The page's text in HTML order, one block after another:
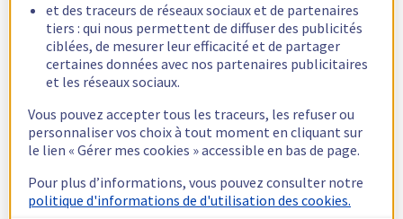
et des traceurs de réseaux sociaux et de partenaires
tiers : qui nous permettent de diffuser des publicités
ciblées, de mesurer leur efficacité et de partager
certaines données avec nos partenaires publicitaires
et les réseaux sociaux.
Vous pouvez accepter tous les traceurs, les refuser ou
personnaliser vos choix à tout moment en cliquant sur
le lien « Gérer mes cookies » accessible en bas de page.
Pour plus d’informations, vous pouvez consulter notre
politique d'informations de d'utilisation des cookies.